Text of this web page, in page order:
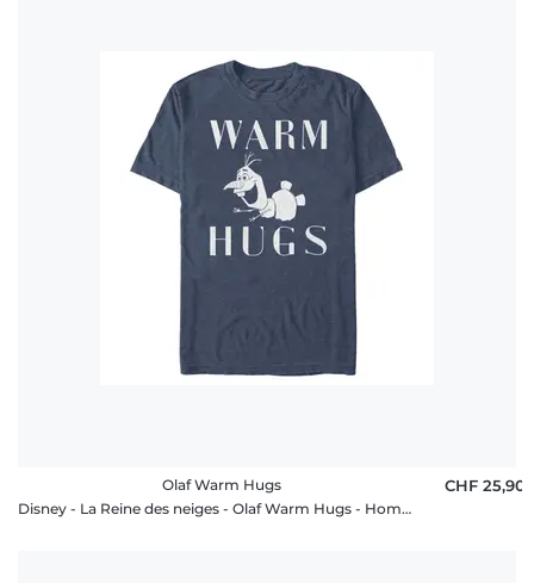
Olaf Warm Hugs
Disney - La Reine des neiges - Olaf Warm Hugs - Homme T-shirt
CHF 25,90